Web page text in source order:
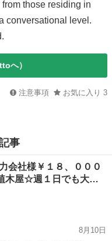
those residing in
conversational level.
へ）
注意事項 お気に入り 3
事
会社様￥１８、０００
木屋☆週１日でも大…
8月10日